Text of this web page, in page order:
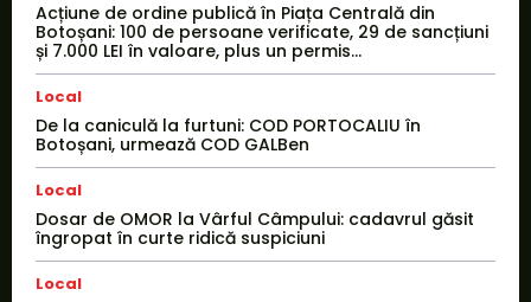
Acțiune de ordine publică în Piața Centrală din
Botoșani: 100 de persoane verificate, 29 de sancțiuni
și 7.000 LEI în valoare, plus un permis...
Local
De la caniculă la furtuni: COD PORTOCALIU în
Botoșani, urmează COD GALBen
Local
Dosar de OMOR la Vârful Câmpului: cadavrul găsit
îngropat în curte ridică suspiciuni
Local